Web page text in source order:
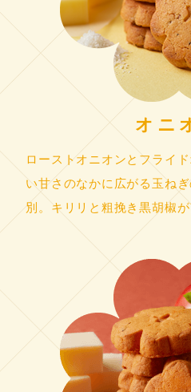
オニ
ローストオニオンとフライ
い甘さのなかに広がる玉ね
別。キリリと粗挽き黒胡椒が